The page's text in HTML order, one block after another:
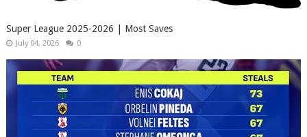
Super League 2025-2026 | Most Saves
July 04, 2026 0